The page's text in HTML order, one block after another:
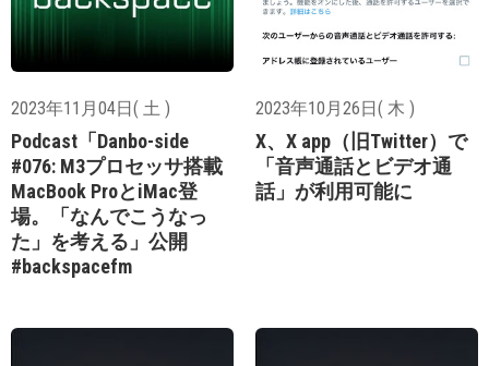
2023年11月04日( 土 )
Podcast「Danbo-side
#076: M3プロセッサ搭載
MacBook ProとiMac登
場。「なんでこうなっ
た」を考える」公開
#backspacefm
2023年10月26日( 木 )
X、X app（旧Twitter）で
「音声通話とビデオ通
話」が利用可能に